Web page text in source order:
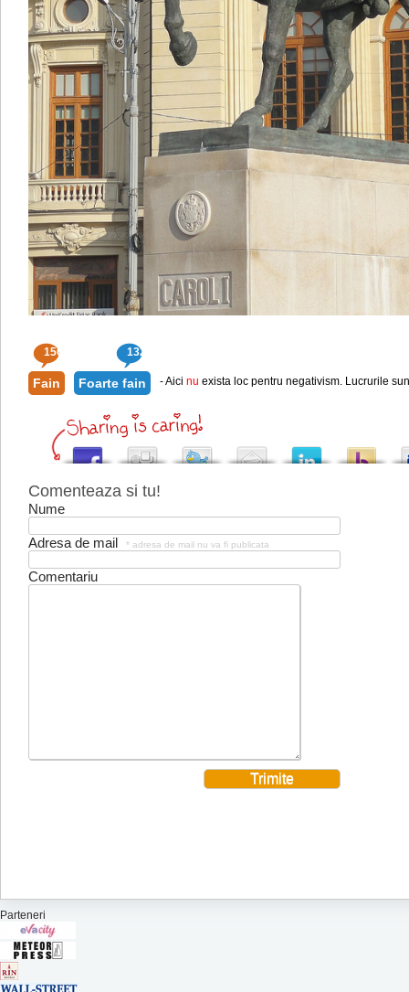
156 132
Fain Foarte fain - Aici nu exista loc pentru negativism. Lucrurile
Comenteaza si tu!
Nume
Adresa de mail * adresa de mail nu va fi publicata
Comentariu
Parteneri